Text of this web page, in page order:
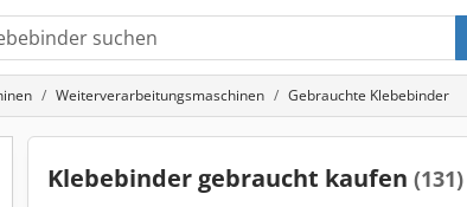
Weiterverarbeitungsmaschinen Gebrauchte Klebebinder
Klebebinder gebraucht kaufen (131)